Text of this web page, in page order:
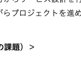
プロジェクトを進
課題）＞